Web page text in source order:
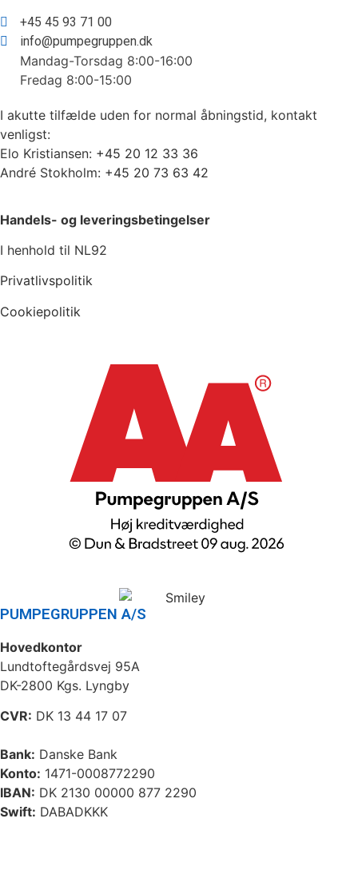
+45 45 93 71 00
info@pumpegruppen.dk
Mandag-Torsdag 8:00-16:00
Fredag 8:00-15:00
I akutte tilfælde uden for normal åbningstid, kontakt
venligst:
Elo Kristiansen: +45 20 12 33 36
André Stokholm: +45 20 73 63 42
Handels- og leveringsbetingelser
I henhold til NL92
Privatlivspolitik
Cookiepolitik
PUMPEGRUPPEN A/S
Hovedkontor
Lundtoftegårdsvej 95A
DK-2800 Kgs. Lyngby
CVR: DK 13 44 17 07
Bank: Danske Bank
Konto: 1471-0008772290
IBAN: DK 2130 00000 877 2290
Swift: DABADKKK